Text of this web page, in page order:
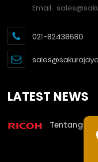
Email :
021-82438680
LATEST NEWS
Tentang